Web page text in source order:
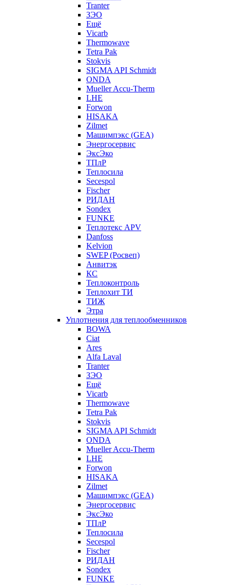
Tranter
ЗЭО
Ещё
Vicarb
Thermowave
Tetra Pak
Stokvis
SIGMA API Schmidt
ONDA
Mueller Accu-Therm
LHE
Forwon
HISAKA
Zilmet
Машимпэкс (GEA)
Энергосервис
ЭксЭко
ТПлР
Теплосила
Secespol
Fischer
РИДАН
Sondex
FUNKE
Теплотекс APV
Danfoss
Kelvion
SWEP (Росвеп)
Анвитэк
КС
Теплоконтроль
Теплохит ТИ
ТИЖ
Этра
Уплотнения для теплообменников
BOWA
Ciat
Ares
Alfa Laval
Tranter
ЗЭО
Ещё
Vicarb
Thermowave
Tetra Pak
Stokvis
SIGMA API Schmidt
ONDA
Mueller Accu-Therm
LHE
Forwon
HISAKA
Zilmet
Машимпэкс (GEA)
Энергосервис
ЭксЭко
ТПлР
Теплосила
Secespol
Fischer
РИДАН
Sondex
FUNKE